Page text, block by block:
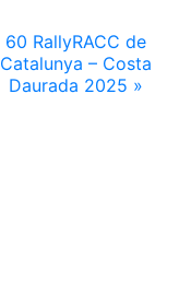
60 RallyRACC de
Catalunya – Costa
Daurada 2025 »